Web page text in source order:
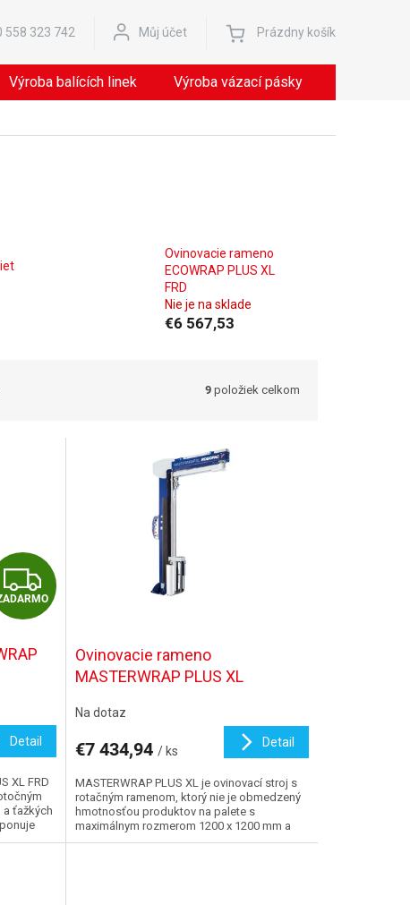
558 323 742 Můj účet
Nákupný
Prázdny košík
Výroba balících linek Výroba vázací pásky
Ovinovacie rameno
ECOWRAP PLUS XL
FRD
Nie je na sklade
€6 567,53
9 položiek celkom
Z
A
R
M
O
Detail
XL FRD
a ťažkých
Ovinovacie rameno
MASTERWRAP PLUS XL
Na dotaz
€7 434,94 / ks
Detail
MASTERWRAP PLUS XL je ovinovací stroj s
rotačným ramenom, ktorý nie je obmedzený
hmotnosťou produktov na palete s
maximálnym rozmerom 1200 x 1200 mm a
výškou 2000 mm. Ovinovacie...